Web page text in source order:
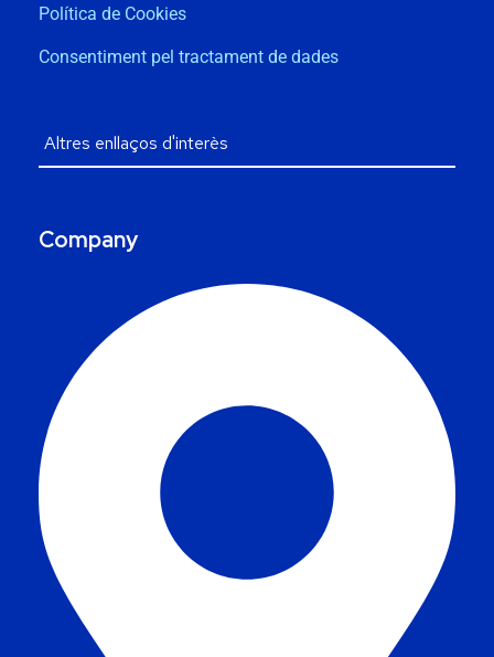
Política de Cookies
Consentiment pel tractament de dades
Company